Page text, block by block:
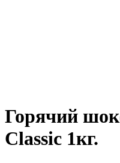
Горячий
Classic 1кг.